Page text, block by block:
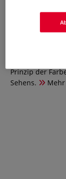
Prinzip der
Sehens.
Mehr